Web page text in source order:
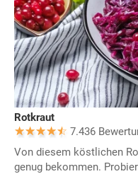
Rotkraut
7.436
Von diesem köstlichen
genug bekommen.